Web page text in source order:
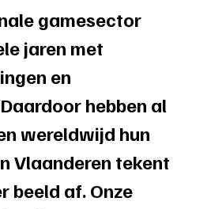
gamesector
jaren met
en
hebben al
wereldwijd hun
Vlaanderen tekent
beeld af. Onze